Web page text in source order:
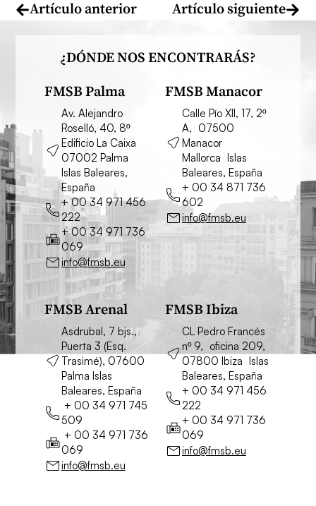
Artículo anterior Artículo siguiente
¿DÓNDE NOS ENCONTRARÁS?
FMSB Palma
Av. Alejandro
Roselló, 40, 8º
Edificio La Caixa
07002 Palma
Islas Baleares,
España
+ 00 34 971 456
222
+ 00 34 971 736
069
info@fmsb.eu
FMSB Manacor
Calle Pío XII, 17, 2º
A, 07500
Manacor
Mallorca Islas
Baleares, España
+ 00 34 871 736
602
info@fmsb.eu
FMSB Arenal
Asdrubal, 7 bjs.,
Puerta 3 (Esq.
Trasimé), 07600
Palma Islas
Baleares, España
+ 00 34 971 745
509
+ 00 34 971 736
069
info@fmsb.eu
FMSB Ibiza
CL Pedro Francés
nº 9, oficina 209,
07800 Ibiza Islas
Baleares, España
+ 00 34 971 456
222
+ 00 34 971 736
069
info@fmsb.eu